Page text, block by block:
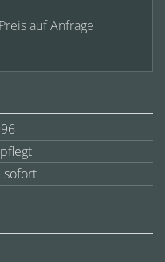
Preis auf Anfrage
sofort